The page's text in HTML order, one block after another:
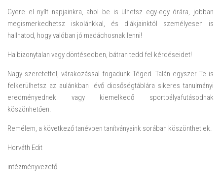
Gyere el nyílt napjainkra, ahol be is ülhetsz egy-egy órára, jobban
megismerkedhetsz iskolánkkal, és diákjainktól személyesen is
hallhatod, hogy valóban jó madáchosnak lenni!
Ha bizonytalan vagy döntésedben, bátran tedd fel kérdéseidet!
Nagy szeretettel, várakozással fogadunk Téged. Talán egyszer Te is
felkerülhetsz az aulánkban lévő dicsőségtáblára sikeres tanulmányi
eredményednek vagy kiemelkedő sportpályafutásodnak
köszönhetően.
Remélem, a következő tanévben tanítványaink sorában köszönthetlek.
Horváth Edit
intézményvezető